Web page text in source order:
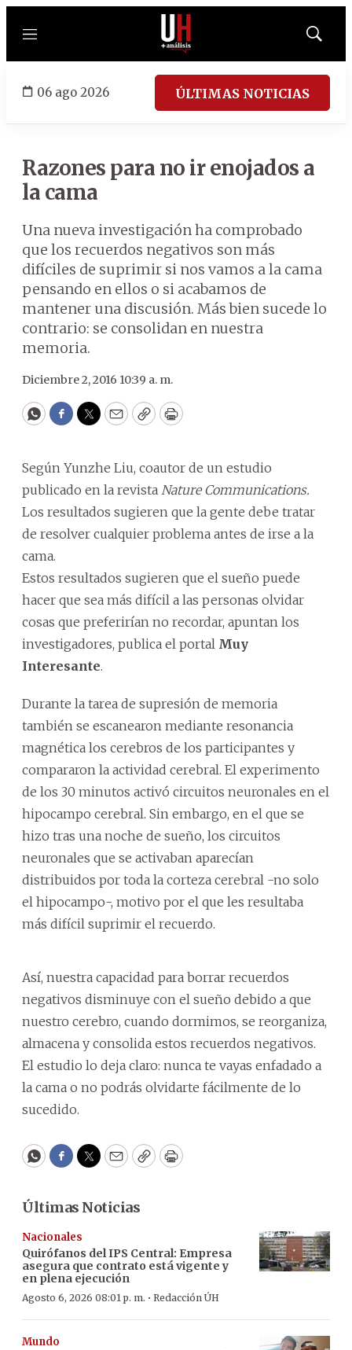
Menú
Mostrar
06 ago 2026 ÚLTIMAS NOTICIAS
Razones para no ir enojados a
la cama
Una nueva investigación ha comprobado
que los recuerdos negativos son más
difíciles de suprimir si nos vamos a la cama
pensando en ellos o si acabamos de
mantener una discusión. Más bien sucede lo
contrario: se consolidan en nuestra
memoria.
Diciembre 2, 2016 10:39 a. m.
WhatsApp
Facebook
Twitter
EmailCopyPrint
Según Yunzhe Liu, coautor de un estudio
publicado en la revista Nature Communications.
Los resultados sugieren que la gente debe tratar
de resolver cualquier problema antes de irse a la
cama.
Estos resultados sugieren que el sueño puede
hacer que sea más difícil a las personas olvidar
cosas que preferirían no recordar, apuntan los
investigadores, publica el portal Muy
Interesante.
Durante la tarea de supresión de memoria
también se escanearon mediante resonancia
magnética los cerebros de los participantes y
compararon la actividad cerebral. El experimento
de los 30 minutos activó circuitos neuronales en el
hipocampo cerebral. Sin embargo, en el que se
hizo tras una noche de sueño, los circuitos
neuronales que se activaban aparecían
distribuidos por toda la corteza cerebral -no solo
el hipocampo-, motivo por el que les resultaba
más difícil suprimir el recuerdo.
Así, nuestra capacidad para borrar recuerdos
negativos disminuye con el sueño debido a que
nuestro cerebro, cuando dormimos, se reorganiza,
almacena y consolida estos recuerdos negativos.
El estudio lo deja claro: nunca te vayas enfadado a
la cama o no podrás olvidarte fácilmente de lo
sucedido.
WhatsApp
Facebook
Twitter
EmailCopyPrint
Últimas Noticias
Nacionales
Quirófanos del IPS Central: Empresa
asegura que contrato está vigente y
en plena ejecución
Agosto 6, 2026 08:01 p. m. · Redacción ÚH
Mundo